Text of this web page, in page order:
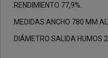
.RENDIMIENTO 77,9%.
.MEDIDAS:ANCHO 780 MM
.DIÁMETRO SALIDA HUMOS